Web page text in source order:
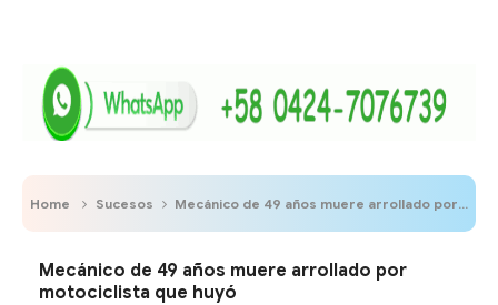
Home Sucesos Mecánico de 49 años muere arrollado por motociclista que huyó
Mecánico de 49 años muere arrollado por
motociclista que huyó